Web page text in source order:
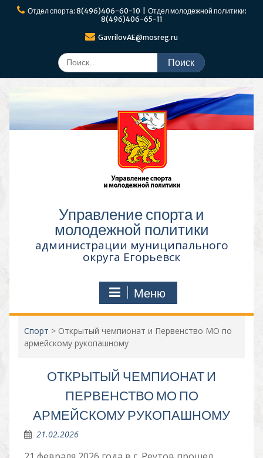
ПерейтиОтдел спорта: 8(496)406-60-10 | Отдел молодежной политики:
8(496)406-65-11
GavrilovAE@mosreg.ru
Поиск
по:
Управление спорта и
молодежной политики
администрации муниципального
округа Егорьевск
Меню
Спорт > Открытый чемпионат и Первенство МО по
армейскому рукопашному
ОТКРЫТЫЙ ЧЕМПИОНАТ И
ПЕРВЕНСТВО МО ПО
АРМЕЙСКОМУ РУКОПАШНОМУ
21.02.2026